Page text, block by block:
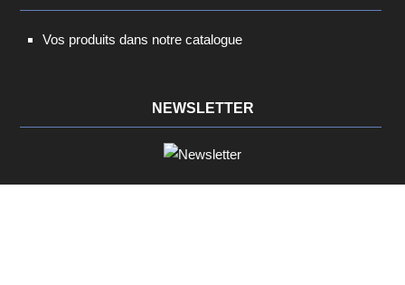
Vos produits dans notre catalogue
NEWSLETTER